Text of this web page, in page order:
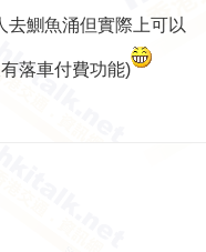
去鰂魚涌但實際上可以
落車付費功能)